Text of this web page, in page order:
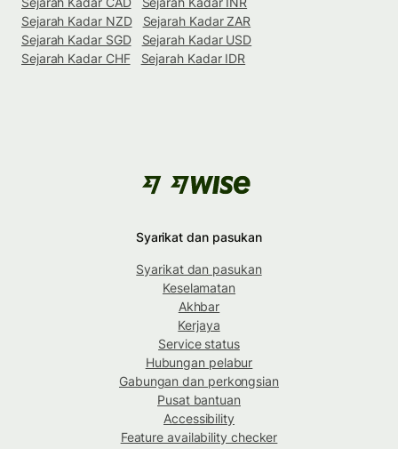
Sejarah Kadar NZD
Sejarah Kadar ZAR
Sejarah Kadar SGD
Sejarah Kadar USD
Sejarah Kadar CHF
Sejarah Kadar IDR
Syarikat dan pasukan
Syarikat dan pasukan
Keselamatan
Akhbar
Kerjaya
Service status
Hubungan pelabur
Gabungan dan perkongsian
Pusat bantuan
Accessibility
Feature availability checker